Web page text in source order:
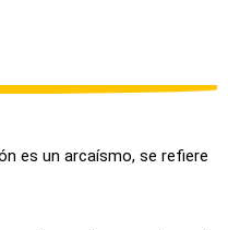
es un arcaísmo, se refiere